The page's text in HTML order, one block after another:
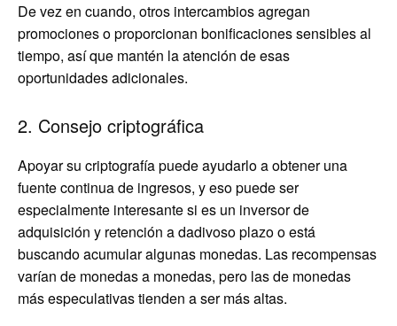
De vez en cuando, otros intercambios agregan
promociones o proporcionan bonificaciones sensibles al
tiempo, así que mantén la atención de esas
oportunidades adicionales.
2. Consejo criptográfica
Apoyar su criptografía puede ayudarlo a obtener una
fuente continua de ingresos, y eso puede ser
especialmente interesante si es un inversor de
adquisición y retención a dadivoso plazo o está
buscando acumular algunas monedas. Las recompensas
varían de monedas a monedas, pero las de monedas
más especulativas tienden a ser más altas.